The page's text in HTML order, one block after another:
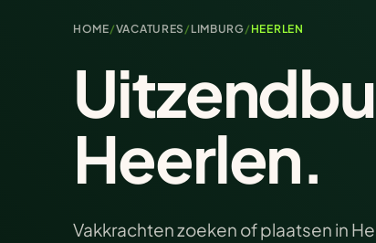
HOME/VACATURES / LIMBURG/ HEERLEN
Heerlen.
Vakkrachten zoeken of plaatsen in